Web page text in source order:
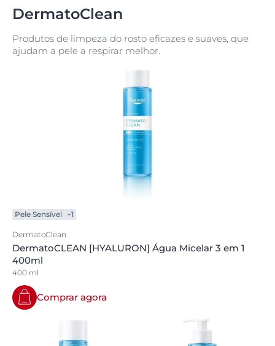
DermatoClean
Produtos de limpeza do rosto eficazes e suaves, que
ajudam a pele a respirar melhor.
Pele Sensível +1
DermatoClean
DermatoCLEAN [HYALURON] Água Micelar 3 em 1
400ml
400 ml
Comprar agora